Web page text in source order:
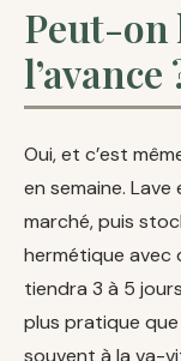
Peut-on
l’avance
Oui, et c’est
en semaine.
marché, puis
hermétique avec
tiendra 3 à 5
plus pratique
souvent à la va-